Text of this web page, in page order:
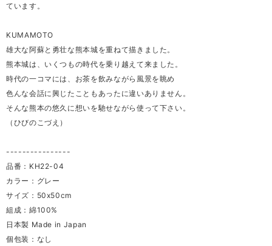
ています。
KUMAMOTO
雄大な阿蘇と勇壮な熊本城を重ねて描きました。
熊本城は、いくつもの時代を乗り越えて来ました。
時代の一コマには、お茶を飲みながら風景を眺め
色んな会話に興じたこともあったに違いありません。
そんな熊本の悠久に想いを馳せながら使って下さい。
（ひびのこづえ）
----------------
品番：KH22-04
カラー：グレー
サイズ：50x50cm
組成：綿100%
日本製 Made in Japan
個包装：なし